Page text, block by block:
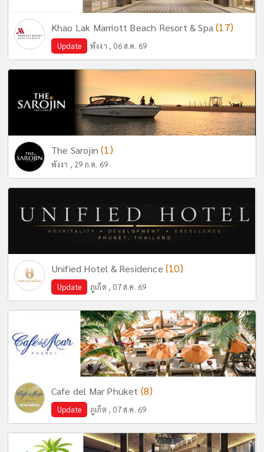
Khao Lak Marriott Beach Resort & Spa(17)
Update พังงา , 06 ส.ค. 69
The Sarojin(1)
พังงา , 29 ก.ค. 69
Unified Hotel & Residence (10)
Update ภูเก็ต , 07 ส.ค. 69
Cafe del Mar Phuket (8)
Update ภูเก็ต , 07 ส.ค. 69